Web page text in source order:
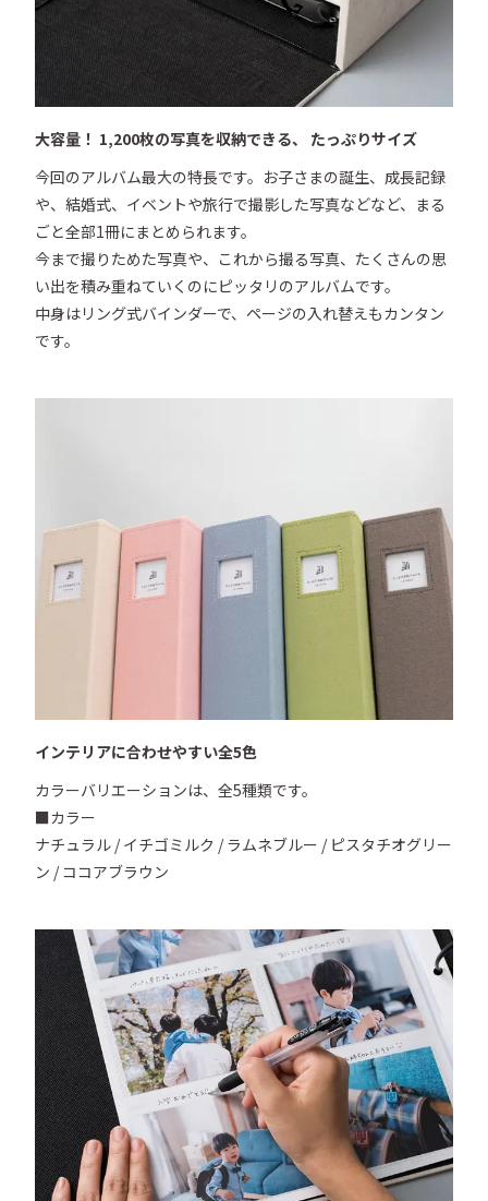
■注意点
・製本の際にリネンの生地にしわが寄ることがあります
が使用に関して支障はございません。
・天然素材であるリネンの特性上、染色時に色ムラが出
る可能性がございます。使用に関して支障はございませ
・商品は予告なく、仕様・デザイン・価格等の変更及び
生産中止する場合がありますのでご了承ください。
大容量！ 1,200枚の写真を収納できる、 たっぷりサイズ
今回のアルバム最大の特長です。お子さまの誕生、成長記録
や、結婚式、イベントや旅行で撮影した写真などなど、まる
ごと全部1冊にまとめられます。
今まで撮りためた写真や、これから撮る写真、たくさんの思
い出を積み重ねていくのにピッタリのアルバムです。
中身はリング式バインダーで、ページの入れ替えもカンタン
です。
インテリアに合わせやすい全5色
カラーバリエーションは、全5種類です。
■カラー
ナチュラル / イチゴミルク / ラムネブルー / ピスタチオグリー
ン / ココアブラウン